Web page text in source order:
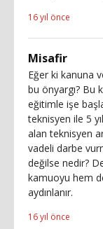
16 yıl önce
Misafir
Eğer ki kanuna
bu önyargı? Bu
eğitimle işe
teknisyen ile 5
alan teknisyen
vadeli darbe
değilse nedir?
kamuoyu hem
aydınlanır.
16 yıl önce